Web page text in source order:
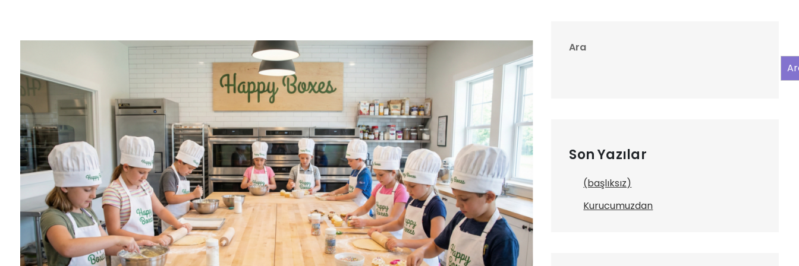
Ara
Son Yazılar
(başlıksız)
Kurucumuzdan